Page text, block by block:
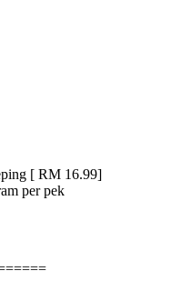
[ RM 16.99]
per pek